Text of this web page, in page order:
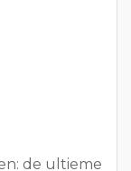
de ultieme